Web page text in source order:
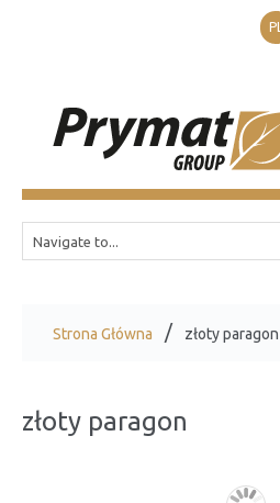
PL
Strona Główna złoty paragon
złoty paragon